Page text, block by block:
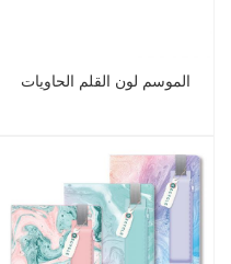
الموسم لون القلم الحاويات